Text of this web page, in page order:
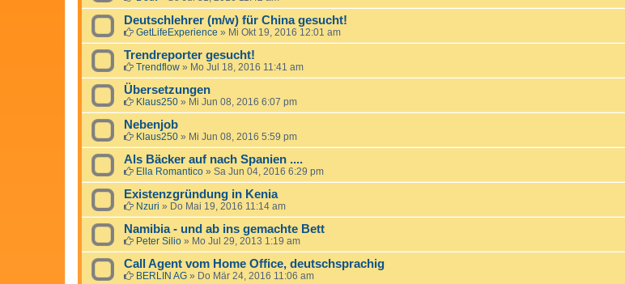
Deutschlehrer (m/w) für China gesucht!
GetLifeExperience » Mi Okt 19, 2016 12:01 am
Trendreporter gesucht!
Trendflow » Mo Jul 18, 2016 11:41 am
Übersetzungen
Klaus250 » Mi Jun 08, 2016 6:07 pm
Nebenjob
Klaus250 » Mi Jun 08, 2016 5:59 pm
Als Bäcker auf nach Spanien ....
Ella Romantico » Sa Jun 04, 2016 6:29 pm
Existenzgründung in Kenia
Nzuri » Do Mai 19, 2016 11:14 am
Namibia - und ab ins gemachte Bett
Peter Silio » Mo Jul 29, 2013 1:19 am
Call Agent vom Home Office, deutschsprachig
BERLIN AG » Do Mär 24, 2016 11:06 am